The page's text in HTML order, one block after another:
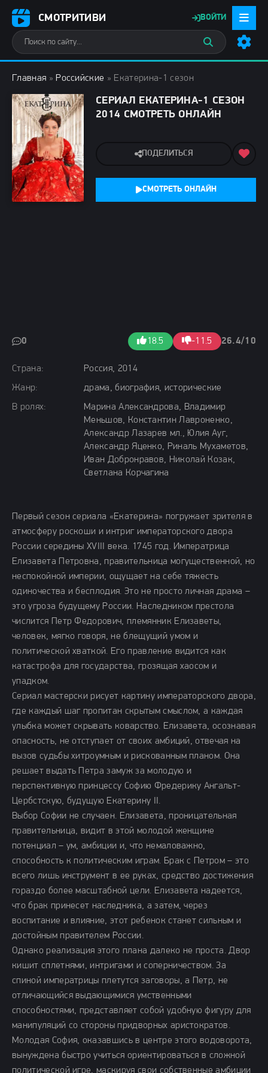
СМОТРИТИВИ ВОЙТИ
Главная » Российские » Екатерина-1 сезон
СЕРИАЛ ЕКАТЕРИНА-1 СЕЗОН
2014 СМОТРЕТЬ ОНЛАЙН
Страна:
Россия, 2014
Жанр:
драма, биография, исторические
В ролях:
Марина Александрова, Владимир
Меньшов, Константин Лавроненко,
Александр Лазарев мл., Юлия Ауг,
Александр Яценко, Риналь Мухаметов,
Иван Добронравов, Николай Козак,
Светлана Корчагина
0 18.5 -11.5 26.4/10
ПОДЕЛИТЬСЯ
СМОТРЕТЬ ОНЛАЙН
Первый сезон сериала «Екатерина» погружает зрителя в
атмосферу роскоши и интриг императорского двора
России середины XVIII века. 1745 год. Императрица
Елизавета Петровна, правительница могущественной, но
неспокойной империи, ощущает на себе тяжесть
одиночества и бесплодия. Это не просто личная драма –
это угроза будущему России. Наследником престола
числится Петр Федорович, племянник Елизаветы,
человек, мягко говоря, не блещущий умом и
политической хваткой. Его правление видится как
катастрофа для государства, грозящая хаосом и
упадком.
Сериал мастерски рисует картину императорского двора,
где каждый шаг пропитан скрытым смыслом, а каждая
улыбка может скрывать коварство. Елизавета, осознавая
опасность, не отступает от своих амбиций, отвечая на
вызов судьбы хитроумным и рискованным планом. Она
решает выдать Петра замуж за молодую и
перспективную принцессу Софию Фредерику Ангальт-
Цербстскую, будущую Екатерину II.
Выбор Софии не случаен. Елизавета, проницательная
правительница, видит в этой молодой женщине
потенциал – ум, амбиции и, что немаловажно,
способность к политическим играм. Брак с Петром – это
всего лишь инструмент в ее руках, средство достижения
гораздо более масштабной цели. Елизавета надеется,
что брак принесет наследника, а затем, через
воспитание и влияние, этот ребенок станет сильным и
достойным правителем России.
Однако реализация этого плана далеко не проста. Двор
кишит сплетнями, интригами и соперничеством. За
спиной императрицы плетутся заговоры, а Петр, не
отличающийся выдающимися умственными
способностями, представляет собой удобную фигуру для
манипуляций со стороны придворных аристократов.
Молодая София, оказавшись в центре этого водоворота,
вынуждена быстро учиться ориентироваться в сложной
политической игре, маскируя свои собственные амбиции